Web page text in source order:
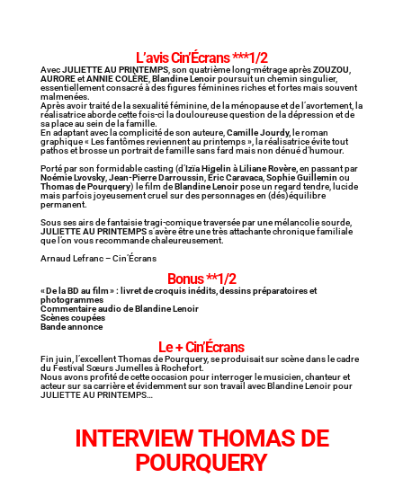
L’avis Cin’Écrans ***1/2
AvecJULIETTE AU PRINTEMPS, son quatrième long-métrage aprèsZOUZOU
AUROREetANNIE COLÈRE, Blandine Lenoirpoursuit un chemin singulier,
essentiellement consacré à des figures féminines riches et fortes mais souvent
malmenées.
Après avoir traité de la sexualité féminine, de la ménopause et de l’avortement, la
réalisatrice aborde cette fois-ci la douloureuse question de la dépression et de
sa place au sein de la famille.
En adaptant avec la complicité de son auteure, Camille Jourdy, le roman
graphique « Les fantômes reviennent au printemps », la réalisatrice évite tout
pathos et brosse un portrait de famille sans fard mais non dénué d’humour.
Porté par son formidable casting (d’Izïa Higelin àLiliane Rovère, en passant par
Noémie Lvovsky, Jean-Pierre Darroussin Éric Caravaca, Sophie Guillemin ou
Thomas de Pourquery) le film deBlandine Lenoirpose un regard tendre, lucide
mais parfois joyeusement cruel sur des personnages en (dés)équilibre
permanent.
Sous ses airs de fantaisie tragi-comique traversée par une mélancolie sourde,
JULIETTE AU PRINTEMPSs’avère être une très attachante chronique familiale
que l’on vous recommande chaleureusement.
Arnaud Lefranc – Cin’Écrans
Bonus **1/2
« De la BD au film » : livret de croquis inédits, dessins préparatoires et
photogrammes
Commentaire audio de Blandine Lenoir
Scènes coupées
Bande annonce
Le + Cin’Écrans
Fin juin, l’excellent Thomas de Pourquery, se produisait sur scène dans le cadre
du Festival Sœurs Jumelles à Rochefort.
Nous avons profité de cette occasion pour interroger le musicien, chanteur et
acteur sur sa carrière et évidemment sur son travail avec Blandine Lenoir pour
JULIETTE AU PRINTEMPS…
INTERVIEW THOMAS DE
POURQUERY